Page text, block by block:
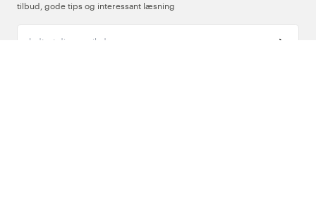
tilbud, gode tips og interessant læsning